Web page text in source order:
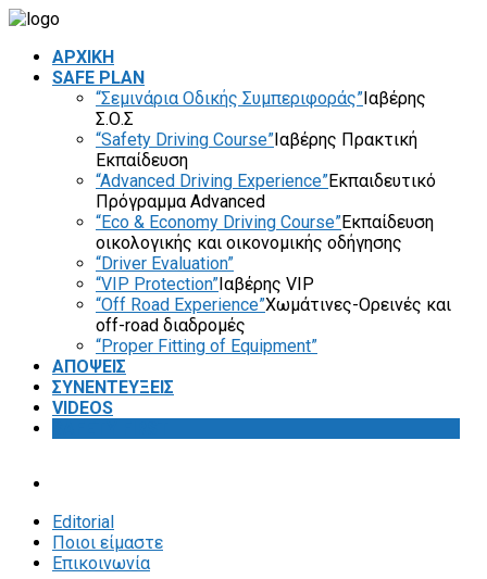
ΑΡΧΙΚΗ
SAFE PLAN
“Σεμινάρια Οδικής Συμπεριφοράς”Ιαβέρης
Σ.Ο.Σ
“Safety Driving Course”Ιαβέρης Πρακτική
Εκπαίδευση
“Advanced Driving Experience”Εκπαιδευτικό
Πρόγραμμα Advanced
“Eco & Economy Driving Course”Εκπαίδευση
οικολογικής και οικονομικής οδήγησης
“Driver Evaluation”
“VIP Protection”Ιαβέρης VIP
“Off Road Experience”Χωμάτινες-Ορεινές και
off-road διαδρομές
“Proper Fitting of Equipment”
ΑΠΟΨΕΙΣ
ΣΥΝΕΝΤΕΥΞΕΙΣ
VIDEOS
Editorial
Ποιοι είμαστε
Επικοινωνία